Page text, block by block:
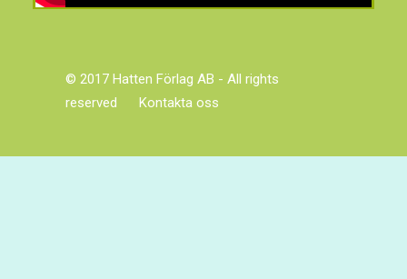
© 2017 Hatten Förlag AB - All rights
reserved
Kontakta oss